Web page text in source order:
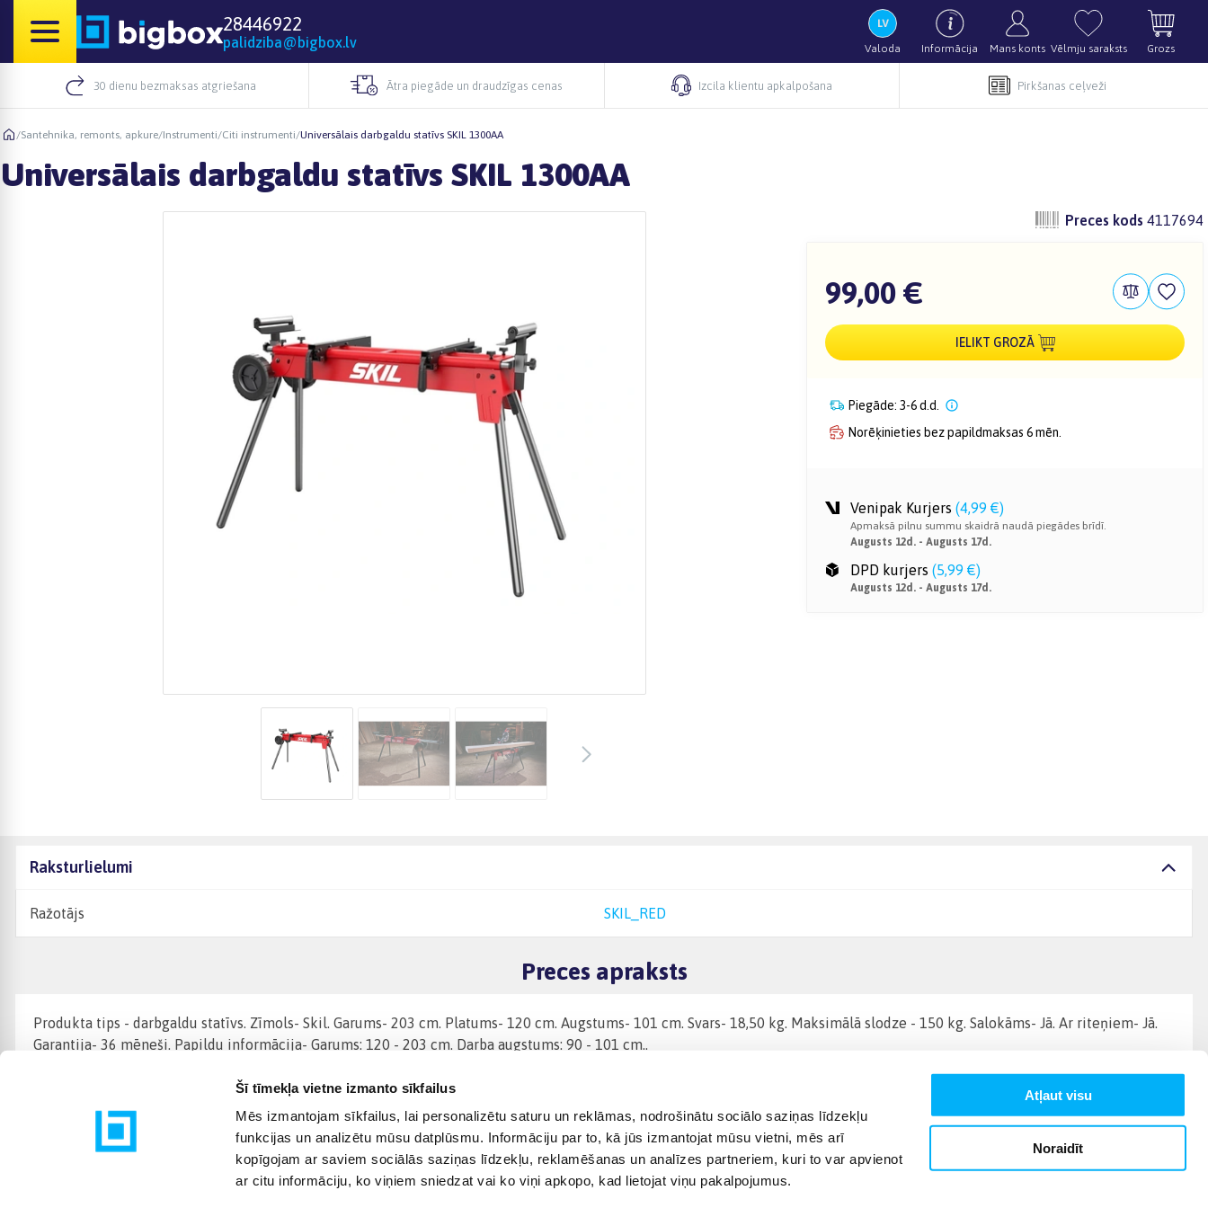
Šī tīmekļa vietne izmanto sīkfailus
Mēs izmantojam sīkfailus, lai personalizētu saturu un reklāmas, nodrošinātu sociālo saziņas līdzekļu
funkcijas un analizētu mūsu datplūsmu. Informāciju par to, kā jūs izmantojat mūsu vietni, mēs arī
kopīgojam ar saviem sociālās saziņas līdzekļu, reklamēšanas un analīzes partneriem, kuri to var apvienot
ar citu informāciju, ko viņiem sniedzat vai ko viņi apkopo, kad lietojat viņu pakalpojumus.
Atļaut visu
Noraidīt
28446922
palidziba@bigbox.lv Valoda Informācija Mans konts Vēlmju saraksts Grozs
30 dienu bezmaksas atgriešana Ātra piegāde un draudzīgas cenas Izcila klientu apkalpošana Pirkšanas ceļveži
/Santehnika, remonts, apkure/Instrumenti/Citi instrumenti/Universālais darbgaldu statīvs SKIL 1300AA
Universālais darbgaldu statīvs SKIL 1300AA
Preces kods 4117694
99,00 €
IELIKT GROZĀ
Piegāde: 3-6 d.d.
Norēķinieties bez papildmaksas 6 mēn.
Venipak Kurjers (4,99 €)
Apmaksā pilnu summu skaidrā naudā piegādes brīdī.
Augusts 12d. - Augusts 17d.
DPD kurjers (5,99 €)
Augusts 12d. - Augusts 17d.
Raksturlielumi
Ražotājs SKIL_RED
Preces apraksts
Produkta tips - darbgaldu statīvs. Zīmols- Skil. Garums- 203 cm. Platums- 120 cm. Augstums- 101 cm. Svars- 18,50 kg. Maksimālā slodze - 150 kg. Salokāms- Jā. Ar riteņiem- Jā.
Garantija- 36 mēneši. Papildu informācija- Garums: 120 - 203 cm. Darba augstums: 90 - 101 cm..